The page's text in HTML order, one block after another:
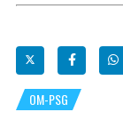
OM-PSG